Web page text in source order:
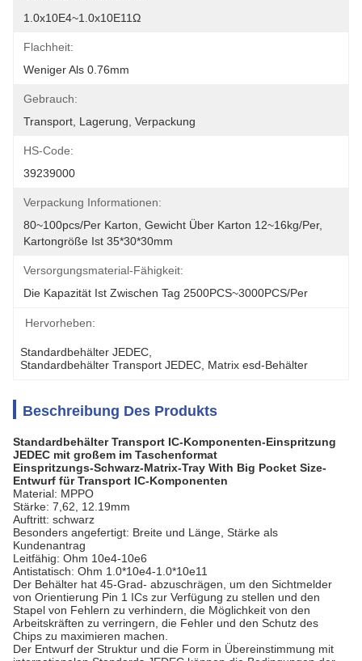
1.0x10E4~1.0x10E11Ω
Flachheit:
Weniger Als 0.76mm
Gebrauch:
Transport, Lagerung, Verpackung
HS-Code:
39239000
Verpackung Informationen:
80~100pcs/per Karton, Gewicht Über Karton 12~16kg/per,
Kartongröße Ist 35*30*30mm
Versorgungsmaterial-Fähigkeit:
Die Kapazität Ist Zwischen Tag 2500PCS~3000PCS/per
Hervorheben:
Standardbehälter JEDEC
Standardbehälter Transport JEDEC Matrix esd-Behälter
Beschreibung Des Produkts
Standardbehälter Transport IC-Komponenten-Einspritzung
JEDEC mit großem im Taschenformat
Einspritzungs-Schwarz-Matrix-Tray With Big Pocket Size-
Entwurf für Transport IC-Komponenten
Material: MPPO
Stärke: 7,62, 12.19mm
Auftritt: schwarz
Besonders angefertigt: Breite und Länge, Stärke als
Kundenantrag
Leitfähig: Ohm 10e4-10e6
Antistatisch: Ohm 1.0*10e4-1.0*10e11
Der Behälter hat 45-Grad- abzuschrägen, um den Sichtmelder
von Orientierung Pin 1 ICs zur Verfügung zu stellen und den
Stapel von Fehlern zu verhindern, die Möglichkeit von den
Arbeitskräften zu verringern, die Fehler und den Schutz des
Chips zu maximieren machen.
Der Entwurf der Struktur und die Form in Übereinstimmung mit